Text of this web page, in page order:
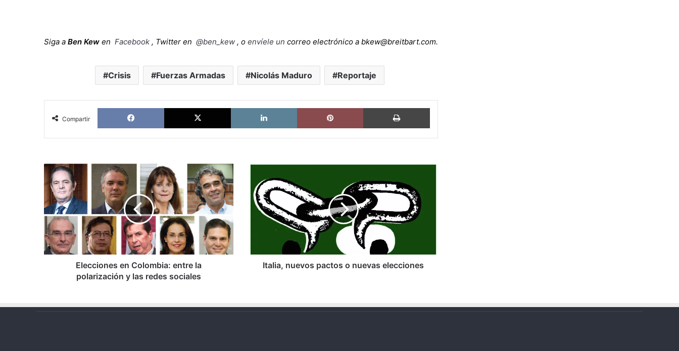
Siga a Ben Kew en Facebook , Twitter en @ben_kew , o envíele un correo electrónico a bkew@breitbart.com.
Crisis Fuerzas Armadas Nicolás Maduro Reportaje
Compartir
Facebook X LinkedIn Pinterest Imprimir
Elecciones
en
Colombia:
entre
la
polarización
y
las
redes
Elecciones en Colombia: entre la
polarización y las redes sociales
nuevos
pactos
nuevas
elecciones
Italia, nuevos pactos o nuevas elecciones